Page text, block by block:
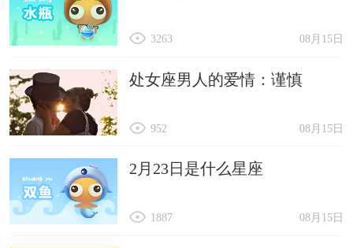
08月15日
3263
处女座男人的爱情：谨慎
08月15日
952
2月23日是什么星座
08月15日
1887